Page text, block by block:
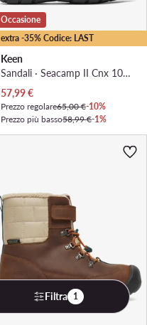
extra -35% Codice: LAST
Occasione
Keen
Sandali · Seacamp II Cnx 1027418 · Nero
Prezzo attuale
57,99€
Prezzo regolare65,00 €-10%
Prezzo più basso58,99 €-1%
Filtra 1